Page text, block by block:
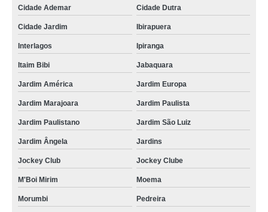
Cidade Ademar Cidade Dutra
Cidade Jardim Ibirapuera
Interlagos Ipiranga
Itaim Bibi Jabaquara
Jardim América Jardim Europa
Jardim Marajoara Jardim Paulista
Jardim Paulistano Jardim São Luiz
Jardim Ângela Jardins
Jockey Club Jockey Clube
M'Boi Mirim Moema
Morumbi Pedreira